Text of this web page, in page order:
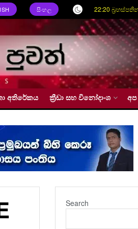
සිංහල 22:20
අතිරේකය ක්‍රීඩා සහ විනෝදාංශ
Search